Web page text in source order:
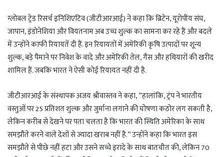
ग्लोबल ट्रेड रिसर्च इनिशिएटिव (जीटीआरआई) ने कहा कि ब्रिटेन, यूरोपीय संघ,
जापान, इंडोनेशिया और वियतनाम अब उच्च शुल्क का सामना कर रहे हैं और बदले
में उन्होंने काफी रियायतें दी हैं. इन रियायतों में अमेरिकी कृषि उत्पादों पर शून्य
शुल्क, बड़े पैमाने पर निवेश के वादे और अमेरिकी तेल, गैस और हथियारों की खरीद
शामिल हैं. जबकि भारत ने ऐसी कोई रियायत नहीं दी है.
जीटीआरआई के संस्थापक अजय श्रीवास्तव ने कहा, ”हालांकि, ट्रंप ने भारतीय
वस्तुओं पर 25 प्रतिशत शुल्क और जुर्माना लगाने की घोषणा कठोर लग सकती है,
लेकिन करीब से देखने पर पता चलता है कि भारत की स्थिति अमेरिका के साथ
समझौते करने वाले देशों से ज्यादा खराब नहीं है.” उन्होंने कहा कि भारत इस
समझौते से पीछे नहीं हटा और उसने सच्चे इरादे के साथ बातचीत की, लेकिन 70